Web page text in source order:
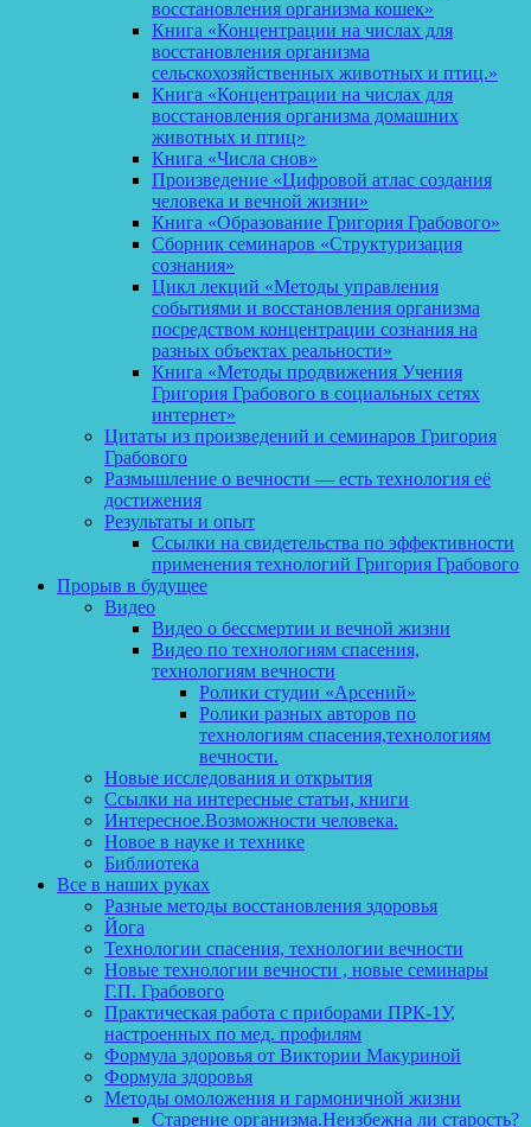
восстановления организма кошек»
Книга «Концентрации на числах для
восстановления организма
сельскохозяйственных животных и птиц.»
Книга «Концентрации на числах для
восстановления организма домашних
животных и птиц»
Книга «Числа снов»
Произведение «Цифровой атлас создания
человека и вечной жизни»
Книга «Образование Григория Грабового»
Сборник семинаров «Структуризация
сознания»
Цикл лекций «Методы управления
событиями и восстановления организма
посредством концентрации сознания на
разных объектах реальности»
Книга «Методы продвижения Учения
Григория Грабового в социальных сетях
интернет»
Цитаты из произведений и семинаров Григория
Грабового
Размышление о вечности — есть технология её
достижения
Результаты и опыт
Ссылки на свидетельства по эффективности
применения технологий Григория Грабового
Прорыв в будущее
Видео
Видео о бессмертии и вечной жизни
Видео по технологиям спасения,
технологиям вечности
Ролики студии «Арсений»
Ролики разных авторов по
технологиям спасения,технологиям
вечности.
Новые исследования и открытия
Ссылки на интересные статьи, книги
Интересное.Возможности человека.
Новое в науке и технике
Библиотека
Все в наших руках
Разные методы восстановления здоровья
Йога
Технологии спасения, технологии вечности
Новые технологии вечности , новые семинары
Г.П. Грабового
Практическая работа с приборами ПРК-1У,
настроенных по мед. профилям
Формула здоровья от Виктории Макуриной
Формула здоровья
Методы омоложения и гармоничной жизни
Старение организма.Неизбежна ли старость?